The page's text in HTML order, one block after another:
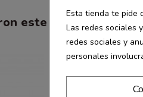
este producto
Esta tienda te pide
Las redes sociales
redes sociales y
personales